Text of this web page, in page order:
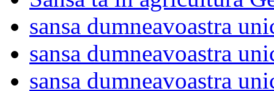
sansa dumneavoastra
sansa dumneavoastra
sansa dumneavoastra